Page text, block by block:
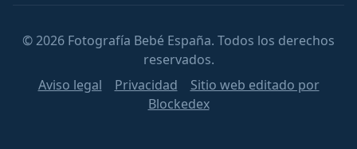
© 2026 Fotografía Bebé España. Todos los derechos
reservados.
Aviso legal
Privacidad
Sitio web editado por
Blockedex